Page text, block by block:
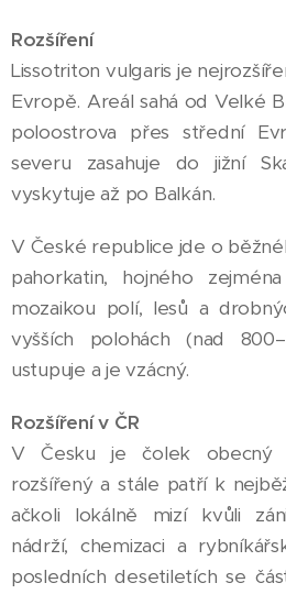
Rozšíření
Lissotriton vulgaris je
Evropě. Areál sahá od Velké
poloostrova přes střední
severu zasahuje do jižní
vyskytuje až po Balkán.
V České republice jde o
pahorkatin, hojného
mozaikou polí, lesů a
vyšších polohách (nad
ustupuje a je vzácný.
Rozšíření v ČR
V Česku je čolek obecný
rozšířený a stále patří k
ačkoli lokálně mizí kvůli
nádrží, chemizaci a
posledních desetiletích se